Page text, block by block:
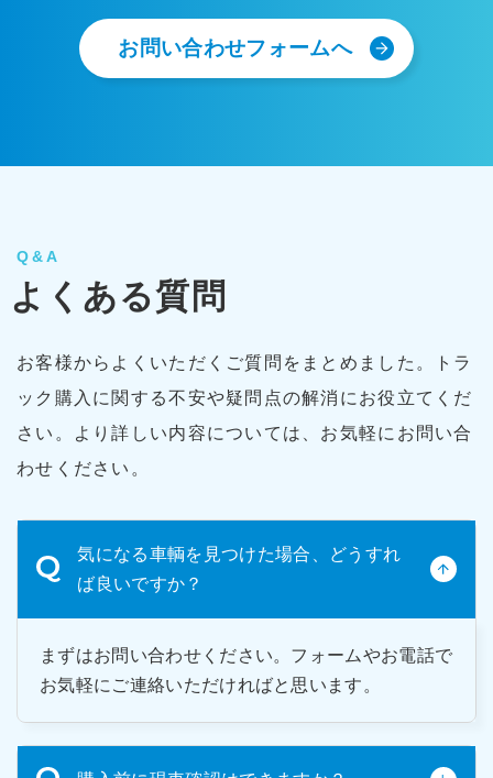
お問い合わせフォームへ
Q&A
よくある質問
お客様からよくいただくご質問をまとめました。トラ
ック購入に関する不安や疑問点の解消にお役立てくだ
さい。より詳しい内容については、お気軽にお問い合
わせください。
気になる車輌を見つけた場合、どうすれ
ば良いですか？
まずはお問い合わせください。フォームやお電話で
お気軽にご連絡いただければと思います。